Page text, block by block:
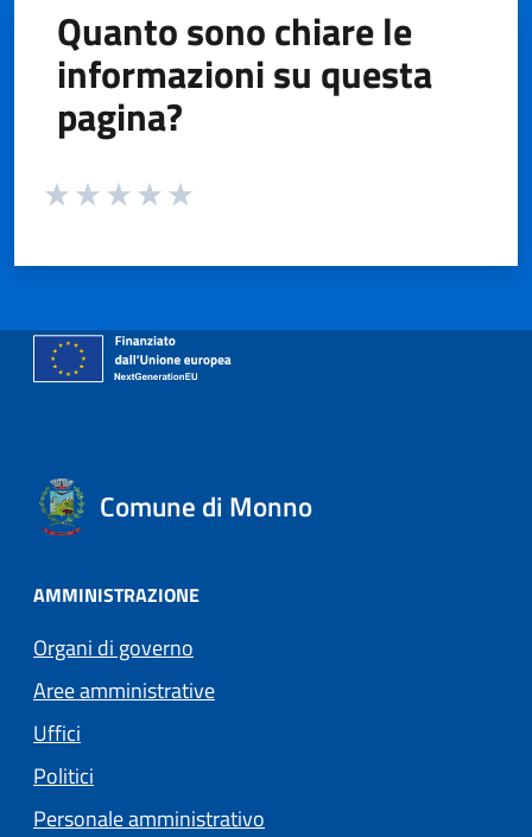
Quanto sono chiare le
informazioni su questa
pagina?
Valuta da 1 a 5 stelle la pagina
Comune di Monno
AMMINISTRAZIONE
Organi di governo
Aree amministrative
Uffici
Politici
Personale amministrativo